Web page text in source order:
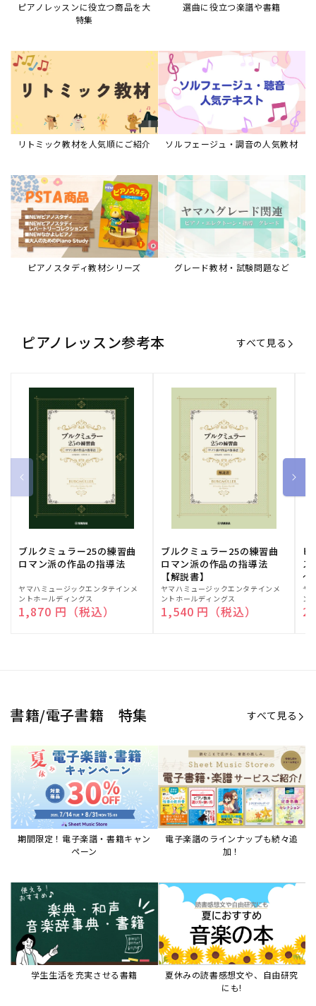
ピアノレッスンに役立つ商品を大
特集
選曲に役立つ楽譜や書籍
リトミック教材を人気順にご紹介 ソルフェージュ・調音の人気教材
ピアノスタディ教材シリーズ グレード教材・試験問題など
ピアノレッスン参考本 すべて見る
ブルクミュラー25の練習曲
ロマン派の作品の指導法
販
売
元:
ヤマハミュージックエンタテインメ
ントホールディングス
通常価格
1,870 円（税込）
ブルクミュラー25の練習曲
ロマン派の作品の指導法
【解説書】
販
売
元:
ヤマハミュージックエンタテインメ
ントホールディングス
通常価格
1,540 円（税込）
ピ
ス
～
販
売
元:
ヤ
ン
書籍/電子書籍 特集 すべて見る
期間限定！電子楽譜・書籍キャン
ペーン
電子楽譜のラインナップも続々追
加！
学生生活を充実させる書籍
夏休みの読書感想文や、自由研究
にも!